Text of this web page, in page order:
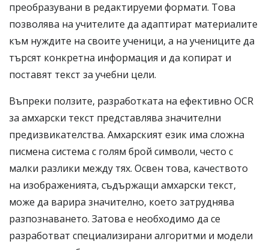
преобразувани в редактируеми формати. Това
позволява на учителите да адаптират материалите
към нуждите на своите ученици, а на учениците да
търсят конкретна информация и да копират и
поставят текст за учебни цели.
Въпреки ползите, разработката на ефективно OCR
за амхарски текст представлява значителни
предизвикателства. Амхарският език има сложна
писмена система с голям брой символи, често с
малки разлики между тях. Освен това, качеството
на изображенията, съдържащи амхарски текст,
може да варира значително, което затруднява
разпознаването. Затова е необходимо да се
разработват специализирани алгоритми и модели